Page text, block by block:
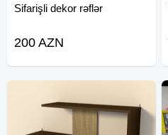
Sifarişli dekor rəflər
200 AZN